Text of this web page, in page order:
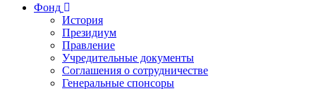
Фонд
История
Президиум
Правление
Учредительные документы
Соглашения о сотрудничестве
Генеральные спонсоры